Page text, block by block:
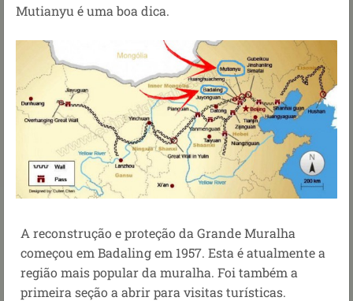
Mutianyu é uma boa dica.
A reconstrução e proteção da Grande Muralha
começou em Badaling em 1957. Esta é atualmente a
região mais popular da muralha. Foi também a
primeira seção a abrir para visitas turísticas.